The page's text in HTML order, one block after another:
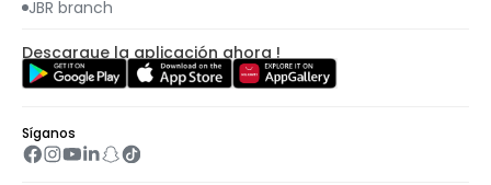
JBR branch
Descargue la aplicación ahora !
Síganos